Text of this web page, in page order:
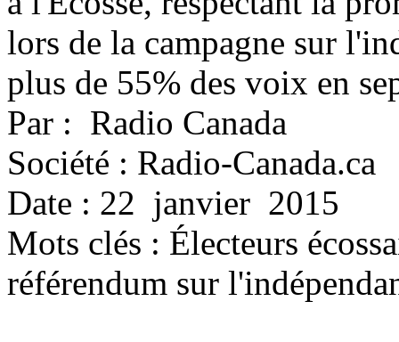
lors de la campagne sur
plus de 55% des voix en
Par : Radio Canada
Société : Radio-Canada.ca
Date : 22 janvier 2015
Mots clés : Électeurs
référendum sur